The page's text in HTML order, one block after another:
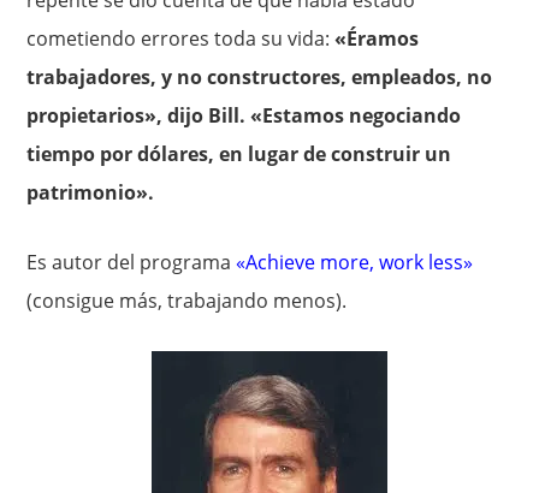
cometiendo errores toda su vida:«Éramos
trabajadores, y no constructores, empleados, no
propietarios», dijo Bill. «Estamos negociando
tiempo por dólares, en lugar de construir un
patrimonio».
Es autor del programa«Achieve more, work less»
(consigue más, trabajando menos).